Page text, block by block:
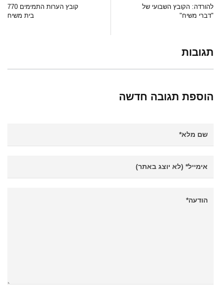
להורדה: הקובץ השבועי של
"דברי משיח"
קובץ הערות התמימים 770
בית משיח
תגובות
הוספת תגובה חדשה